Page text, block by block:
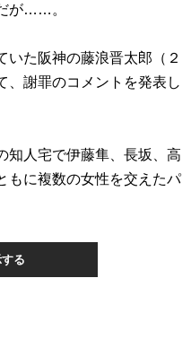
が……。
た阪神の藤浪晋太郎（２
、謝罪のコメントを発表し
人宅で伊藤隼、長坂、高
もに複数の女性を交えたパ
る